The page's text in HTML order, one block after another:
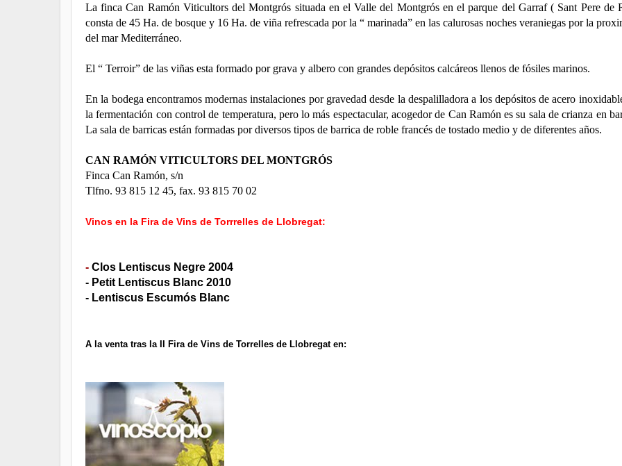
La finca Can Ramón Viticultors del Montgrós situada en el Valle del Montgrós en el parque del Garraf ( Sant Pere de
consta de 45 Ha. de bosque y 16 Ha. de viña refrescada por la “ marinada” en las calurosas noches veraniegas por la
del mar Mediterráneo.
El “ Terroir” de las viñas esta formado por grava y albero con grandes depósitos calcáreos llenos de fósiles marinos.
En la bodega encontramos modernas instalaciones por gravedad desde la despalilladora a los depósitos de acero
la fermentación con control de temperatura, pero lo más espectacular, acogedor de Can Ramón es su sala de crianza en
La sala de barricas están formadas por diversos tipos de barrica de roble francés de tostado medio y de diferentes años.
CAN RAMÓN VITICULTORS DEL MONTGRÓS
Finca Can Ramón, s/n
Tlfno. 93 815 12 45, fax. 93 815 70 02
Vinos en la Fira de Vins de Torrrelles de Llobregat:
- Clos Lentiscus Negre 2004
- Petit Lentiscus Blanc 2010
- Lentiscus Escumós Blanc
A la venta tras la II Fira de Vins de Torrelles de Llobregat en: